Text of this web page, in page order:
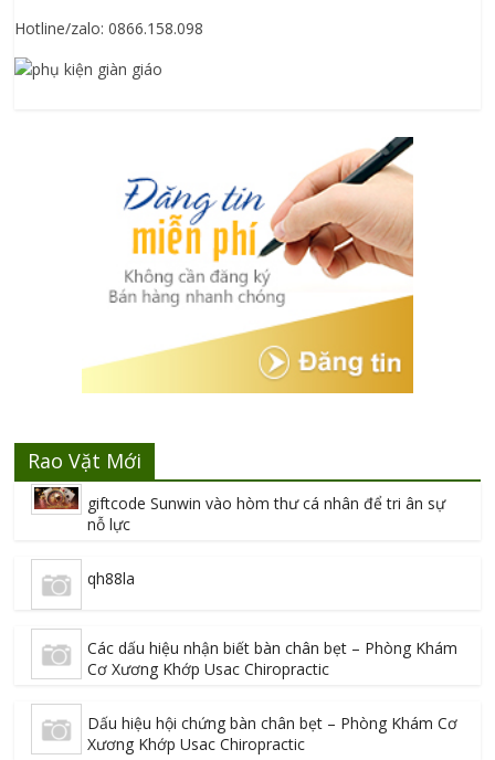
Hotline/zalo: 0866.158.098
Rao Vặt Mới
giftcode Sunwin vào hòm thư cá nhân để tri ân sự
nỗ lực
qh88la
Các dấu hiệu nhận biết bàn chân bẹt – Phòng Khám
Cơ Xương Khớp Usac Chiropractic
Dấu hiệu hội chứng bàn chân bẹt – Phòng Khám Cơ
Xương Khớp Usac Chiropractic